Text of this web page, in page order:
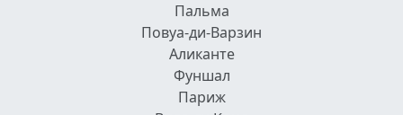
Пальма
Повуа-ди-Варзин
Аликанте
Фуншал
Париж